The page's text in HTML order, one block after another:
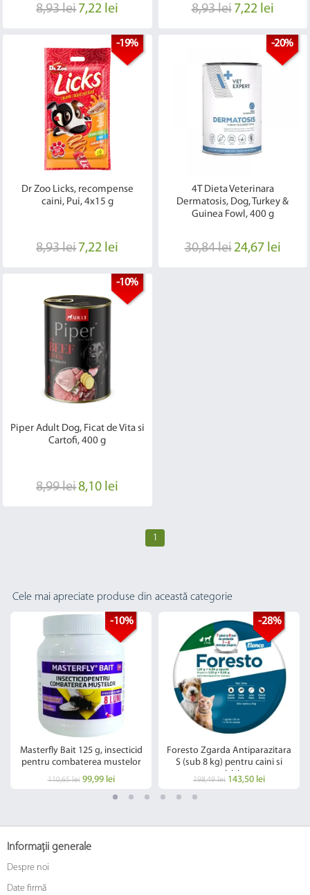
8,93 lei7,22 lei 8,93 lei 7,22 lei
-19%
Dr Zoo Licks, recompense
caini, Pui, 4x15 g
8,93 lei7,22 lei
-20%
4T Dieta Veterinara
Dermatosis, Dog, Turkey &
Guinea Fowl, 400 g
30,84 lei 24,67 lei
-10%
Piper Adult Dog, Ficat de Vita si
Cartofi, 400 g
8,99 lei8,10 lei
1
Cele mai apreciate produse din această categorie
-10%
Masterfly Bait 125 g, insecticid
pentru combaterea mustelor
110,65 lei 99,99 lei
-28%
Foresto Zgarda Antiparazitara
S (sub 8 kg) pentru caini si
pisici
198,49 lei 143,50 lei
Informații generale
Despre noi
Date firmă